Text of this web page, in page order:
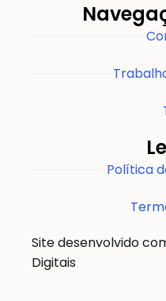
Política
Site desenvolvido
Digitais